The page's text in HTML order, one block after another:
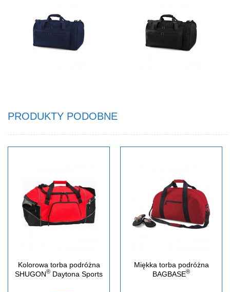
PRODUKTY PODOBNE
Kolorowa torba podróżna
SHUGON® Daytona Sports
Miękka torba podróżna
BAGBASE®